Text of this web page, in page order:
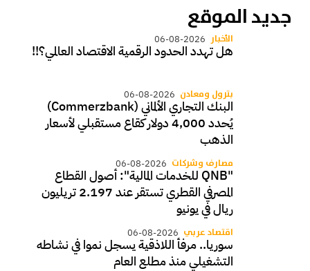
جديد الموقع
الأخبار 06-08-2026
هل تهدد الحدود الرقمية الاقتصاد العالمي؟!!
بترول ومعادن 06-08-2026
البنك التجاري الألماني (Commerzbank)
يُحدد 4,000 دولار كقاع مستقبلي لأسعار
الذهب
مصارف وشركات 06-08-2026
"QNB للخدمات المالية": أصول القطاع
المصرفي القطري تستقر عند 2.197 تريليون
ريال في يونيو
اقتصاد عربي 06-08-2026
سوريا.. مرفأ اللاذقية يسجل نموا في نشاطه
التشغيلي منذ مطلع العام